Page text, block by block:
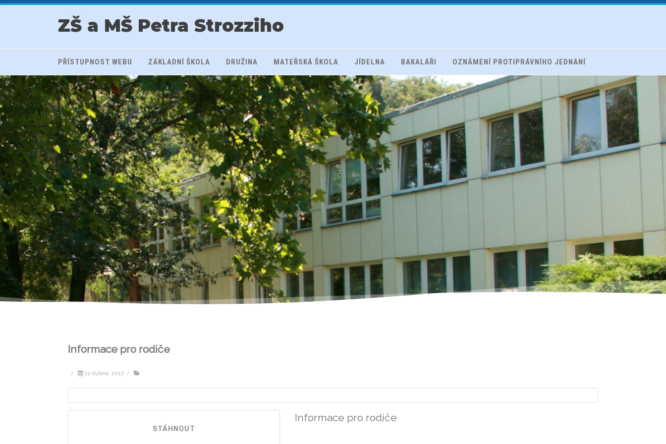
ZŠ a MŠ Petra Strozziho
PŘÍSTUPNOST WEBU ZÁKLADNÍ ŠKOLA DRUŽINA MATEŘSKÁ ŠKOLA JÍDELNA BAKALÁŘI OZNÁMENÍ PROTIPRÁVNÍHO JEDNÁNÍ
Informace pro rodiče
/ 21 dubna, 2017 /
STÁHNOUT
Informace pro rodiče